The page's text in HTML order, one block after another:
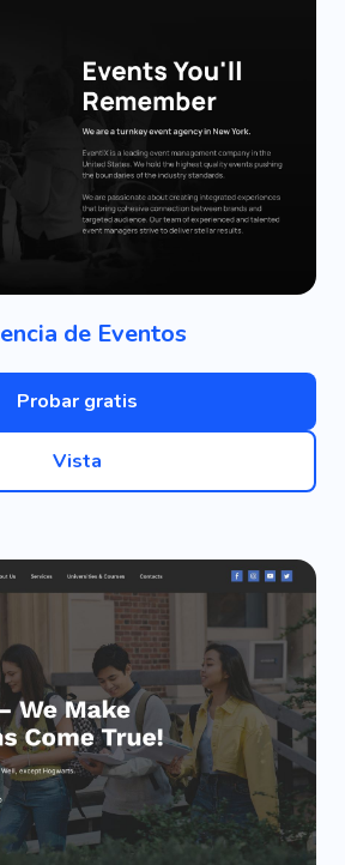
de Eventos
Probar gratis
Vista